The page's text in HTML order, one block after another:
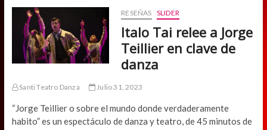
o
n
RESEÑAS SLIDER
Italo Tai relee a Jorge
Teillier en clave de
danza
Santi Teatro Danza Julio 31, 2023
“Jorge Teillier o sobre el mundo donde verdaderamente
habito” es un espectáculo de danza y teatro, de 45 minutos de